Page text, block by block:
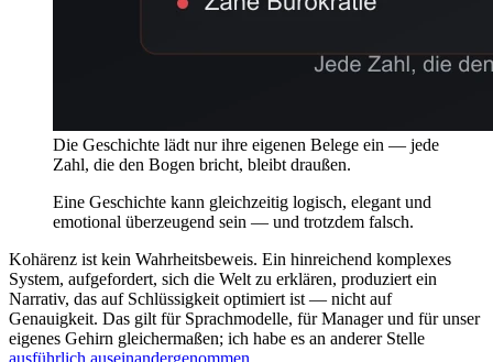
Die Geschichte lädt nur ihre eigenen Belege ein — jede
Zahl, die den Bogen bricht, bleibt draußen.
Eine Geschichte kann gleichzeitig logisch, elegant und
emotional überzeugend sein — und trotzdem falsch.
Kohärenz ist kein Wahrheitsbeweis. Ein hinreichend komplexes
System, aufgefordert, sich die Welt zu erklären, produziert ein
Narrativ, das auf Schlüssigkeit optimiert ist — nicht auf
Genauigkeit. Das gilt für Sprachmodelle, für Manager und für unser
eigenes Gehirn gleichermaßen; ich habe es an anderer Stelle
ausführlich auseinandergenommen